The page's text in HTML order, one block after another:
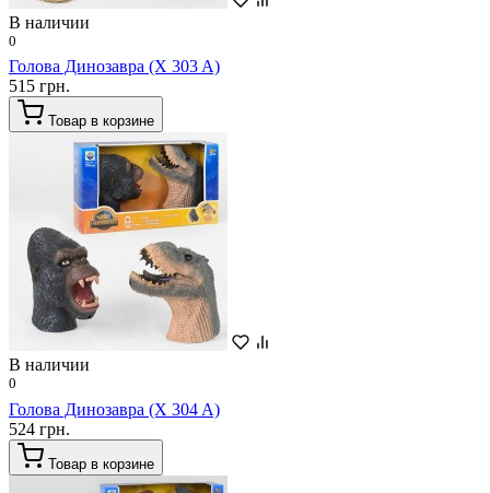
В наличии
0
Голова Динозавра (X 303 A)
515 грн.
Товар в корзине
В наличии
0
Голова Динозавра (X 304 A)
524 грн.
Товар в корзине